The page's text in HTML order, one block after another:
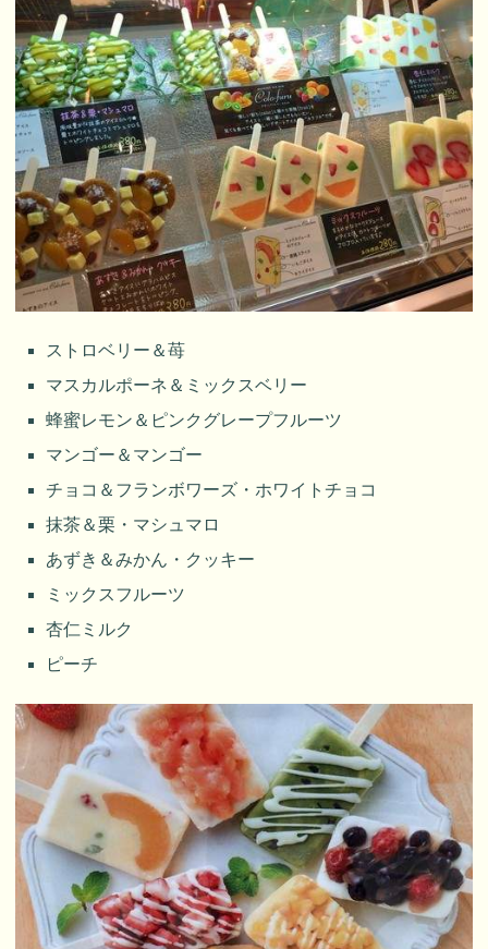
ストロベリー＆苺
マスカルポーネ＆ミックスベリー
蜂蜜レモン＆ピンクグレープフルーツ
マンゴー＆マンゴー
チョコ＆フランボワーズ・ホワイトチョコ
抹茶＆栗・マシュマロ
あずき＆みかん・クッキー
ミックスフルーツ
杏仁ミルク
ピーチ